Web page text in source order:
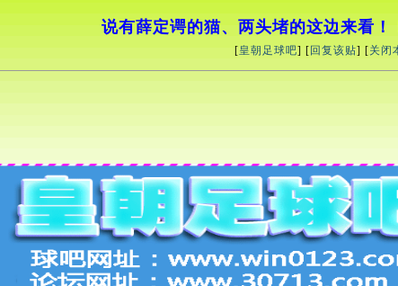
说有薛定谔的猫、两头堵的这边来看！
[皇朝足球吧] [ 回复该贴] [关闭